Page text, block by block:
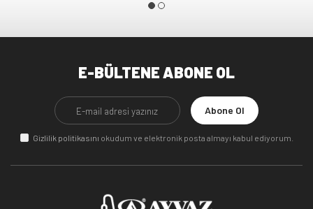
E-BÜLTENE ABONE OL
Abone Ol
Gizlilik politikasını okudum ve elektronik posta almayı kabul ediyorum.